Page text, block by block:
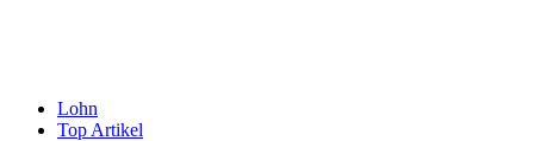
Lohn
Top Artikel